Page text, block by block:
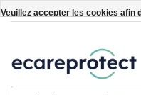
Veuillez accepter les cookies afin